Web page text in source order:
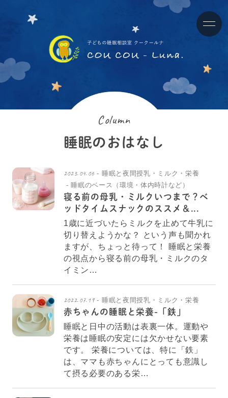
Column
睡眠のおはなし
2023.04.06
睡眠と夜間授乳・ミルク・栄養
睡眠のベース（環境・体内時計など）
寝る前の母乳・ミルクいつまで？ベ
ッドタイムスナックのススメ＆...
1歳に近づいたらミルクを止めて牛乳に
切り替えようかな？ という声も聞かれ
ますが、ちょっと待って！ 睡眠と栄養
の視点から寝る前の母乳・ミルクのタ
イミン…
2022.07.19 睡眠と夜間授乳・ミルク・栄養
赤ちゃんの睡眠と栄養-「鉄」
睡眠と日中の活動は表裏一体。運動や
栄養は睡眠の安定には欠かせない要素
です。 栄養については、特に「鉄」
は、ママも赤ちゃんにとっても意識し
て摂る必要のある栄…